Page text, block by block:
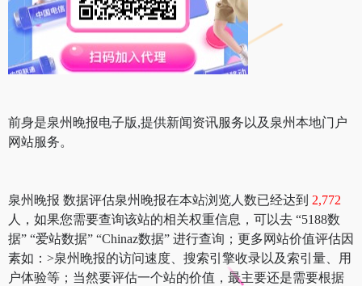
前身是泉州晚报电子版,提供新闻资讯服务以及泉州本地门户
网站服务。
泉州晚报 数据评估泉州晚报在本站浏览人数已经达到 2,772
人，如果您需要查询该站的相关权重信息，可以去 “5188数
据” “爱站数据” “Chinaz数据” 进行查询；更多网站价值评估因
素如：>泉州晚报的访问速度、搜索引擎收录以及索引量、用
户体验等；当然要评估一个站的价值，最主要还是需要根据